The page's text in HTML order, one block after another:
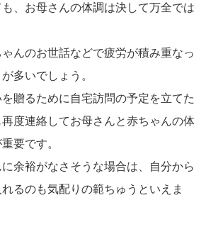
、お母さんの体調は決して万全では
んのお世話などで疲労が積み重なっ
多いでしょう。
贈るために自宅訪問の予定を立てた
度連絡してお母さんと赤ちゃんの体
要です。
余裕がなさそうな場合は、自分から
るのも気配りの範ちゅうといえま